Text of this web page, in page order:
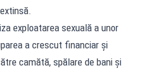
exploatarea sexuală a unor
a crescut financiar și
camătă, spălare de bani și